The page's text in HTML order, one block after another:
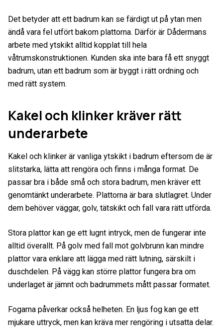
Det betyder att ett badrum kan se färdigt ut på ytan men
ändå vara fel utfört bakom plattorna. Därför är Dådermans
arbete med ytskikt alltid kopplat till hela
våtrumskonstruktionen. Kunden ska inte bara få ett snyggt
badrum, utan ett badrum som är byggt i rätt ordning och
med rätt system.
Kakel och klinker kräver rätt
underarbete
Kakel och klinker är vanliga ytskikt i badrum eftersom de är
slitstarka, lätta att rengöra och finns i många format. De
passar bra i både små och stora badrum, men kräver ett
genomtänkt underarbete. Plattorna är bara slutlagret. Under
dem behöver väggar, golv, tätskikt och fall vara rätt utförda.
Stora plattor kan ge ett lugnt intryck, men de fungerar inte
alltid överallt. På golv med fall mot golvbrunn kan mindre
plattor vara enklare att lägga med rätt lutning, särskilt i
duschdelen. På vägg kan större plattor fungera bra om
underlaget är jämnt och badrummets mått passar formatet.
Fogarna påverkar också helheten. En ljus fog kan ge ett
mjukare uttryck, men kan kräva mer rengöring i utsatta delar.